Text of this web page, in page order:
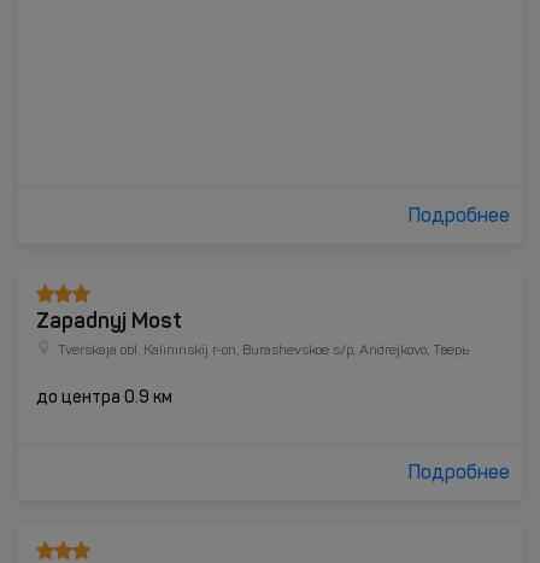
Подробнее
Zapadnyj Most
Tverskaja obl. Kalininskij r-on, Burashevskoe s/p, Andrejkovo, Тверь
до центра 0.9 км
Подробнее